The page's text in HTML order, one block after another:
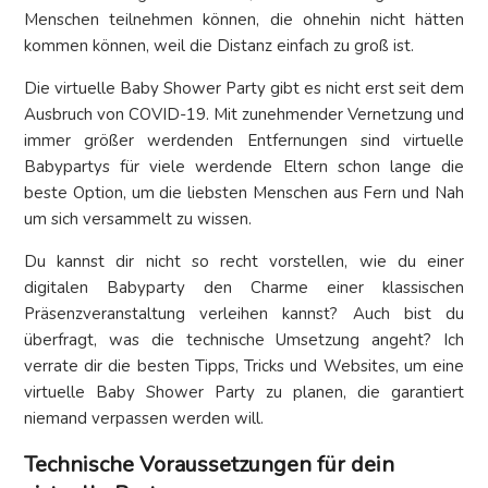
Menschen teilnehmen können, die ohnehin nicht hätten
kommen können, weil die Distanz einfach zu groß ist.
Die virtuelle Baby Shower Party gibt es nicht erst seit dem
Ausbruch von COVID-19. Mit zunehmender Vernetzung und
immer größer werdenden Entfernungen sind virtuelle
Babypartys für viele werdende Eltern schon lange die
beste Option, um die liebsten Menschen aus Fern und Nah
um sich versammelt zu wissen.
Du kannst dir nicht so recht vorstellen, wie du einer
digitalen Babyparty den Charme einer klassischen
Präsenzveranstaltung verleihen kannst? Auch bist du
überfragt, was die technische Umsetzung angeht? Ich
verrate dir die besten Tipps, Tricks und Websites, um eine
virtuelle Baby Shower Party zu planen, die garantiert
niemand verpassen werden will.
Technische Voraussetzungen für dein